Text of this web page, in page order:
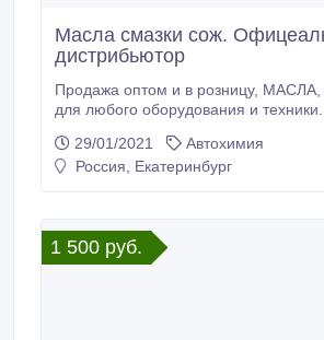
Масла смазки сож.
дистрибьютор
Продажа оптом и в розницу, МАСЛА, СМАЗКИ, СОЖ
для любого оборудования и
сертификаты. При заказе товара от
доставка нашими силами в любую
ОБЪЁМЫ.
29/01/2021
Автохимия
Россия, Екатеринбург
1 500 руб.